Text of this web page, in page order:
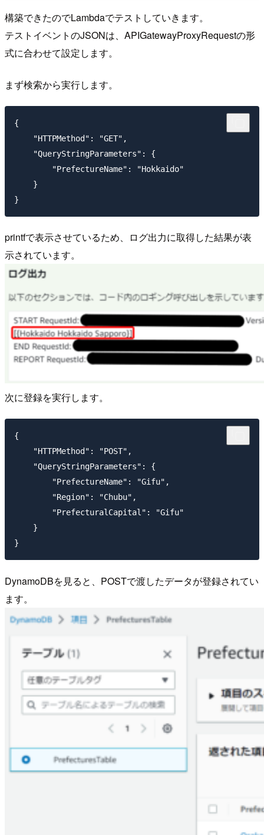
構築できたのでLambdaでテストしていきます。
テストイベントのJSONは、APIGatewayProxyRequestの形
式に合わせて設定します。
まず検索から実行します。
{
    "HTTPMethod": "GET",
    "QueryStringParameters": {
        "PrefectureName": "Hokkaido"
    }
printfで表示させているため、ログ出力に取得した結果が表
示されています。
次に登録を実行します。
{
    "HTTPMethod": "POST",
    "QueryStringParameters": {
        "PrefectureName": "Gifu",
        "Region": "Chubu",
        "PrefecturalCapital": "Gifu"
    }
DynamoDBを見ると、POSTで渡したデータが登録されてい
ます。